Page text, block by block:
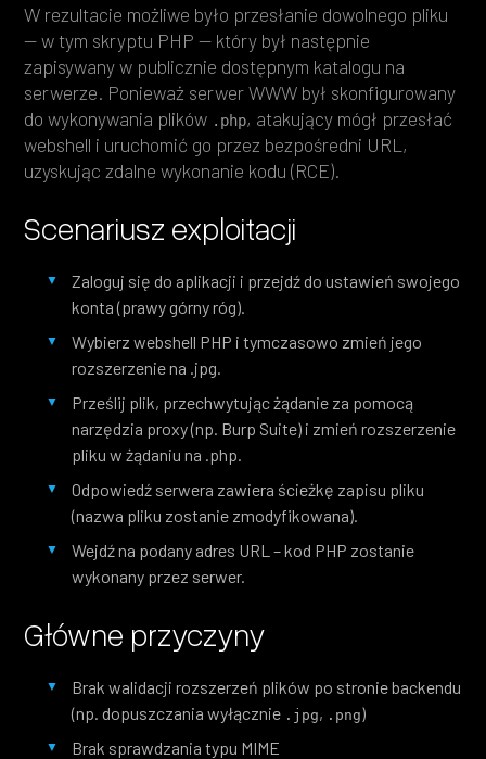
W rezultacie możliwe było przesłanie dowolnego pliku
— w tym skryptu PHP — który był następnie
zapisywany w publicznie dostępnym katalogu na
serwerze. Ponieważ serwer WWW był skonfigurowany
do wykonywania plików .php, atakujący mógł przesłać
webshell i uruchomić go przez bezpośredni URL,
uzyskując zdalne wykonanie kodu (RCE).
Scenariusz exploitacji
Zaloguj się do aplikacji i przejdź do ustawień swojego
konta (prawy górny róg).
Wybierz webshell PHP i tymczasowo zmień jego
rozszerzenie na .jpg.
Prześlij plik, przechwytując żądanie za pomocą
narzędzia proxy (np. Burp Suite) i zmień rozszerzenie
pliku w żądaniu na .php.
Odpowiedź serwera zawiera ścieżkę zapisu pliku
(nazwa pliku zostanie zmodyfikowana).
Wejdź na podany adres URL – kod PHP zostanie
wykonany przez serwer.
Główne przyczyny
Brak walidacji rozszerzeń plików po stronie backendu
(np. dopuszczania wyłącznie .jpg, .png)
Brak sprawdzania typu MIME